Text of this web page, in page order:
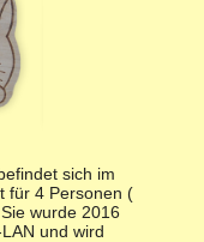
sich im
für 4 Personen (
wurde 2016
und wird